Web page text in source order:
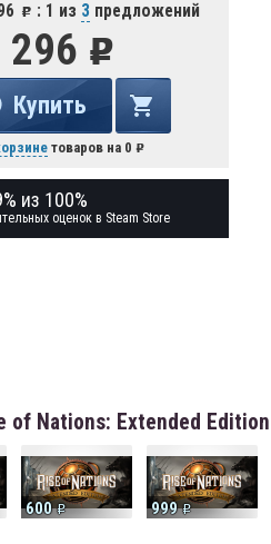
: 1 из 3 предложений
296
Купить
товаров на 0
из 100%
оценок в Steam Store
of Nations: Extended
600 999